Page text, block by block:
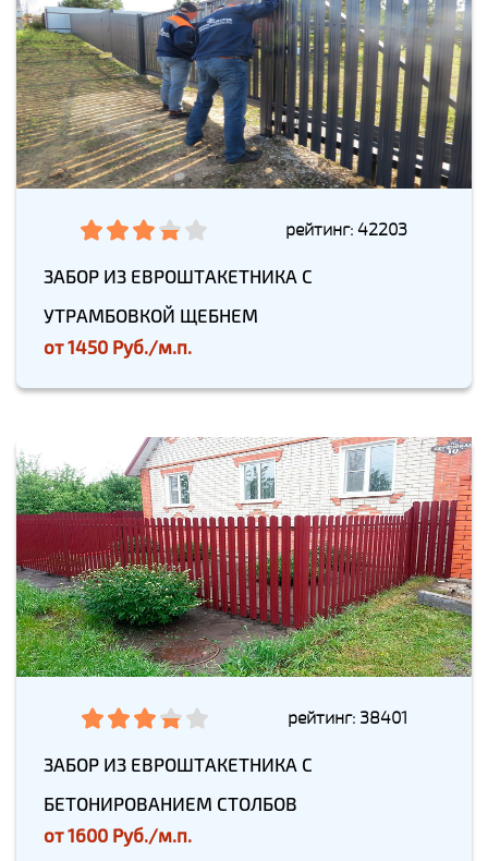
рейтинг: 42203
ЗАБОР ИЗ ЕВРОШТАКЕТНИКА С
УТРАМБОВКОЙ ЩЕБНЕМ
от1450 Руб./м.п.
рейтинг: 38401
ЗАБОР ИЗ ЕВРОШТАКЕТНИКА С
БЕТОНИРОВАНИЕМ СТОЛБОВ
от1600 Руб./м.п.